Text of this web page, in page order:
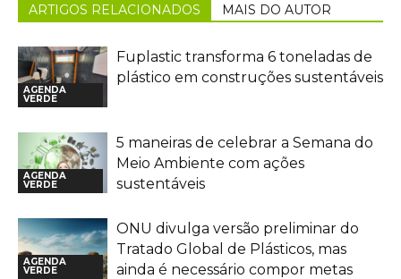
ARTIGOS RELACIONADOS MAIS DO AUTOR
AGENDA
VERDE
Fuplastic transforma 6 toneladas de
plástico em construções sustentáveis
AGENDA
VERDE
5 maneiras de celebrar a Semana do
Meio Ambiente com ações
sustentáveis
AGENDA
VERDE
ONU divulga versão preliminar do
Tratado Global de Plásticos, mas
ainda é necessário compor metas